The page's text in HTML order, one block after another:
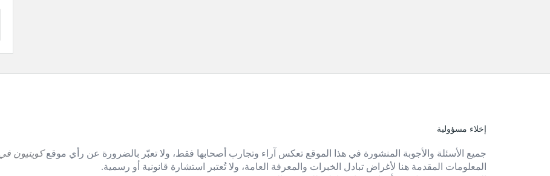
الفوترإخلاء مسؤولية
جميع الأسئلة والأجوبة المنشورة في هذا الموقع تعكس آراء وتجارب أصحابها فقط، ولا تعبّر بالضرورة عن رأي موقعكويتيون
المعلومات المقدمة هنا لأغراض تبادل الخبرات والمعرفة العامة، ولا تُعتبر استشارة قانونية أو رسمية.